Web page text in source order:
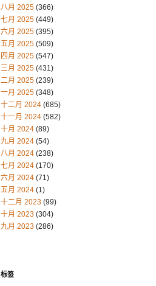
八月 2025 (366)
七月 2025 (449)
六月 2025 (395)
五月 2025 (509)
四月 2025 (547)
三月 2025 (431)
二月 2025 (239)
一月 2025 (348)
十二月 2024 (685)
十一月 2024 (582)
十月 2024 (89)
九月 2024 (54)
八月 2024 (238)
七月 2024 (170)
六月 2024 (71)
五月 2024 (1)
十二月 2023 (99)
十月 2023 (304)
九月 2023 (286)
标签